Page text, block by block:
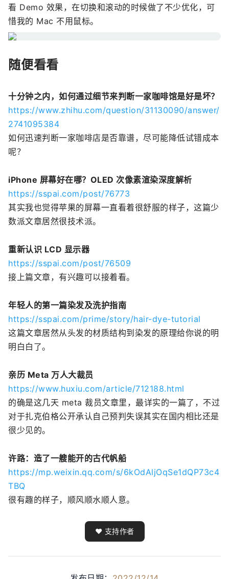
看 Demo 效果，在切换和滚动的时候做了不少优化，可
惜我的 Mac 不用鼠标。
随便看看
十分钟之内，如何通过细节来判断一家咖啡馆是好是坏？
https://www.zhihu.com/question/31130090/answer/
2741095384
如何迅速判断一家咖啡店是否靠谱，尽可能降低试错成本
呢？
iPhone 屏幕好在哪？OLED 次像素渲染深度解析
https://sspai.com/post/76773
其实我也觉得苹果的屏幕一直看着很舒服的样子，这篇少
数派文章居然很技术派。
重新认识 LCD 显示器
https://sspai.com/post/76509
接上篇文章，有兴趣可以接着看。
年轻人的第一篇染发及洗护指南
https://sspai.com/prime/story/hair-dye-tutorial
这篇文章居然从头发的材质结构到染发的原理给你说的明
明白白了。
亲历 Meta 万人大裁员
https://www.huxiu.com/article/712188.html
的确是这几天 meta 裁员文章里，最详实的一篇了，不过
对于扎克伯格公开承认自己预判失误其实在国内相比还是
很少见的。
许路：造了一艘能开的古代帆船
https://mp.weixin.qq.com/s/6kOdAljOqSe1dQP73c4
TBQ
很有趣的样子，顺风顺水顺人意。
❤️ 支持作者